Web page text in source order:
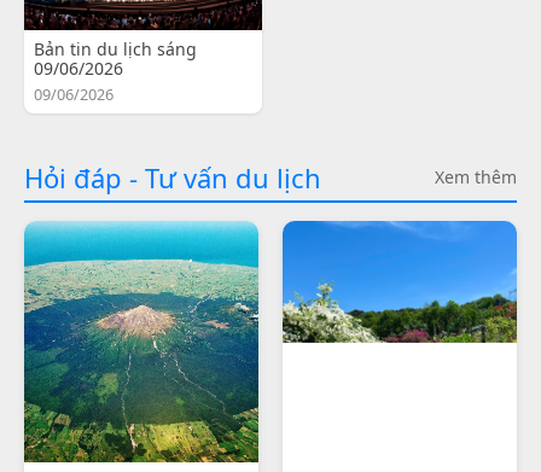
Bản tin du lịch sáng
09/06/2026
09/06/2026
Hỏi đáp - Tư vấn du lịch Xem thêm